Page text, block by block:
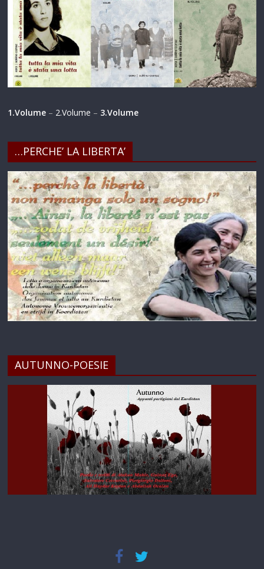
1.Volume – 2.Volume – 3.Volume
…PERCHE’ LA LIBERTA’
AUTUNNO-POESIE